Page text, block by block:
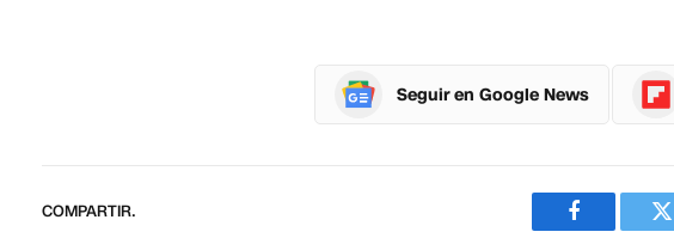
Seguir en Google News
COMPARTIR.
Facebook